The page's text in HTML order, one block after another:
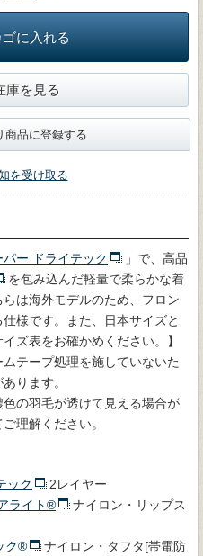
に入れる
庫を見る
商品に登録する
を受け取る
パー ドライテック
」で、高品
を包み込んだ軽量で柔らかな着
は海外モデルのため、フロン
様です。また、日本サイズと
ズ表をお確かめください。】
テープ処理を施していないた
ります。
の羽毛が透けて見える場合が
理解ください。
ック
2レイヤー
ライト®
ナイロン・リップス
ク®
ナイロン・タフタ[帯電防